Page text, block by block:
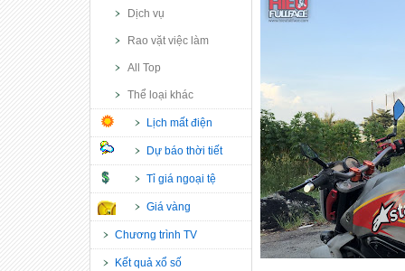
Dịch vụ
Rao vặt việc làm
All Top
Thể loại khác
Lịch mất điện
Dự báo thời tiết
Tỉ giá ngoại tệ
Giá vàng
Chương trình TV
Kết quả xổ số